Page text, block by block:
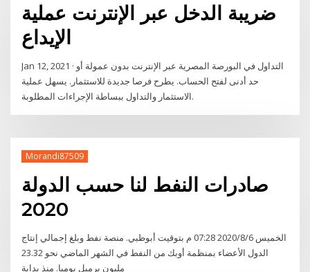
ضريبة الدخل عبر الإنترنت عملية
الإيداع
Jan 12, 2021 · التداول في البورصة المصرية عبر الإنترنت بدون عمولة أو
حد أدنى لفتح الحساب. يطرح فرصا جديدة للاستثمار. يسهل عملية
الاستثمار والتداول ببساطة الإجراءات المطلوبة.
Morandi87509
صادرات النفط لنا حسب الدولة
2020
الخميس 2020/8/6 07:28 م بتوقيت أبوظبي. منصة نفط وبلغ إجمالي إنتاج
الدول الأعضاء بمنظمة أوبك من النفط في الشهر الماضي نحو 23.32